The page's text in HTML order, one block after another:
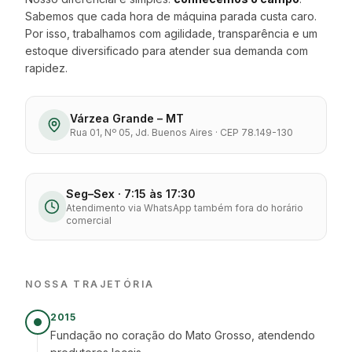
Sabemos que cada hora de máquina parada custa caro.
Por isso, trabalhamos com agilidade, transparência e um
estoque diversificado para atender sua demanda com
rapidez.
Várzea Grande – MT
Rua 01, Nº 05, Jd. Buenos Aires · CEP 78.149-130
Seg–Sex · 7:15 às 17:30
Atendimento via WhatsApp também fora do horário
comercial
NOSSA TRAJETÓRIA
2015
Fundação no coração do Mato Grosso, atendendo